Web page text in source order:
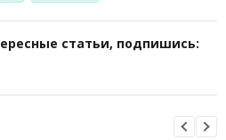
статьи, подпишись: